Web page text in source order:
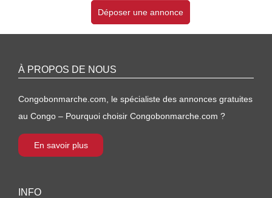
Déposer une annonce
À PROPOS DE NOUS
Congobonmarche.com, le spécialiste des annonces gratuites
au Congo – Pourquoi choisir Congobonmarche.com ?
En savoir plus
INFO